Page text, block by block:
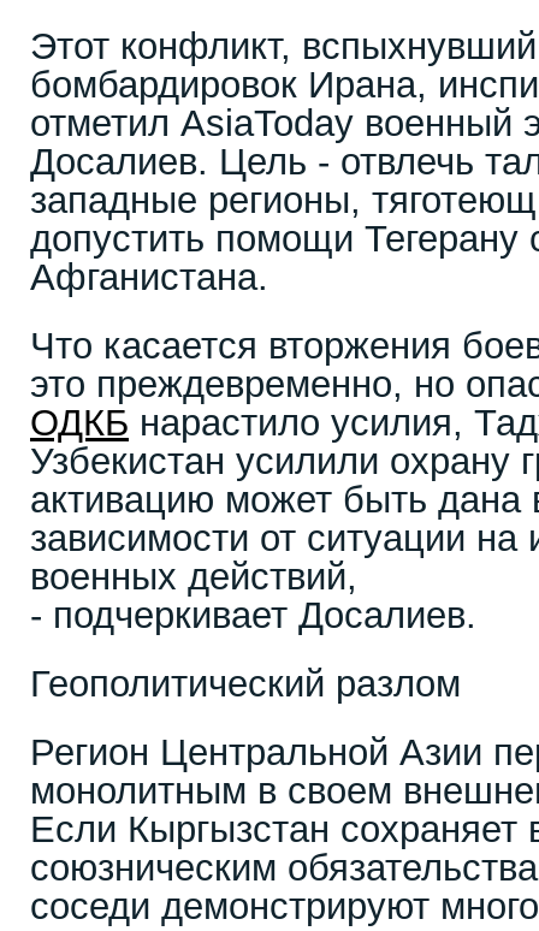
Этот конфликт,
бомбардировок Ирана,
отметил AsiaToday военный
Досалиев. Цель - отвлечь
западные регионы,
допустить помощи Тегерану
Афганистана.
Что касается вторжения
это преждевременно, но
ОДКБ нарастило усилия,
Узбекистан усилили охрану
активацию может быть
зависимости от ситуации на
военных действий,
- подчеркивает Досалиев.
Геополитический разлом
Регион Центральной Азии
монолитным в своем
Если Кыргызстан сохраняет
союзническим
соседи демонстрируют